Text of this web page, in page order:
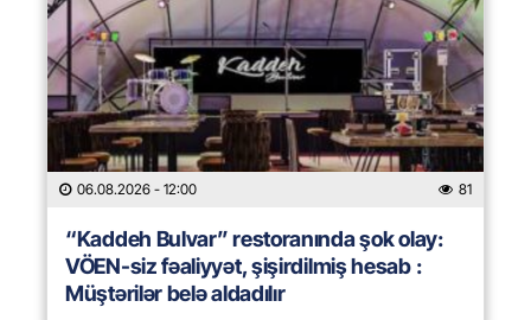
06.08.2026 - 12:00 81
“Kaddeh Bulvar” restoranında şok olay:
VÖEN-siz fəaliyyət, şişirdilmiş hesab :
Müştərilər belə aldadılır